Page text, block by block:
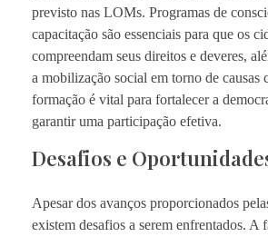
previsto nas LOMs. Programas de
capacitação são essenciais para que os
compreendam seus direitos e deveres,
a mobilização social em torno de causas
formação é vital para fortalecer a
garantir uma participação efetiva.
Desafios e
Apesar dos avanços proporcionados
existem desafios a serem enfrentados. A